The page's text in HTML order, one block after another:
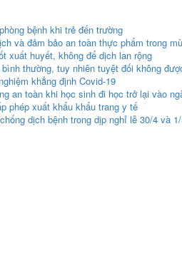
bệnh khi trẻ đến trường
và đảm bảo an toàn thực phẩm trong
xuất huyết, không để dịch lan rộng
thường, tuy nhiên tuyệt đối không
khẳng định Covid-19
an toàn khi học sinh đi học trở lại vào
phép xuất khẩu khẩu trang y tế
dịch bệnh trong dịp nghỉ lễ 30/4 và